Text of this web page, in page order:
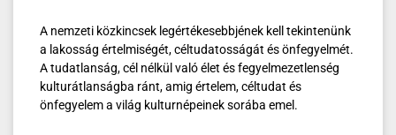
A nemzeti közkincsek legértékesebbjének kell tekintenünk
a lakosság értelmiségét, céltudatosságát és önfegyelmét.
A tudatlanság, cél nélkül való élet és fegyelmezetlenség
kulturátlanságba ránt, amig értelem, céltudat és
önfegyelem a világ kulturnépeinek sorába emel.